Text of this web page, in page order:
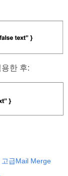
한 후:
고급Mail Merge